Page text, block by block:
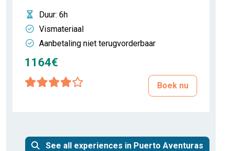
Duur: 6h
Vismateriaal
Aanbetaling niet terugvorderbaar
1164€
Boek nu
See all experiences in Puerto Aventuras